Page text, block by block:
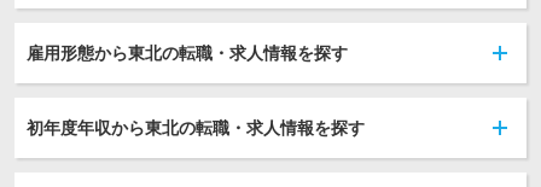
雇用形態から東北の転職・求人情報を探す
初年度年収から東北の転職・求人情報を探す